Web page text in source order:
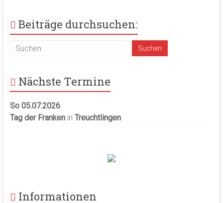
Beiträge durchsuchen:
Nächste Termine
So 05.07.2026
Tag der Frankenin Treuchtlingen
Informationen